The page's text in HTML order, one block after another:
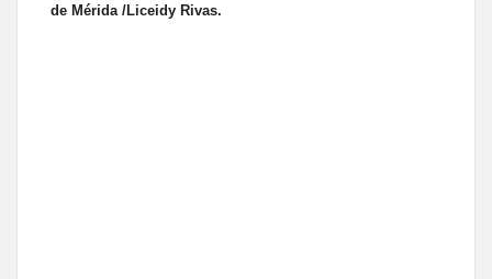
de Mérida /Liceidy Rivas.